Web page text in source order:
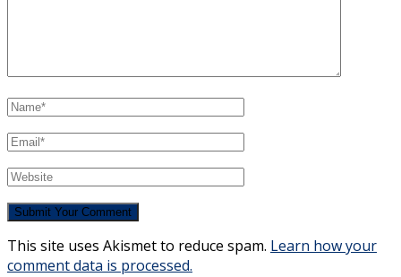
This site uses Akismet to reduce spam. Learn how your
comment data is processed.